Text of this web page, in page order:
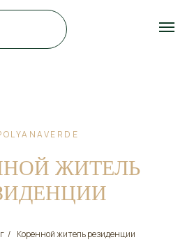
ЖИТЕЛЬ
/ Коренной житель резиденции